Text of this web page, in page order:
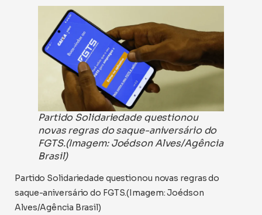
Partido Solidariedade questionou
novas regras do saque-aniversário do
FGTS.(Imagem: Joédson Alves/Agência
Brasil)
Partido Solidariedade questionou novas regras do
saque-aniversário do FGTS.(Imagem: Joédson
Alves/Agência Brasil)